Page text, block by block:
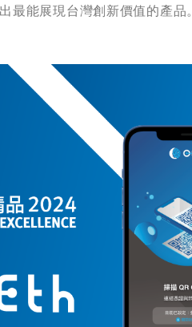
最能展現台灣創新價值的產品。